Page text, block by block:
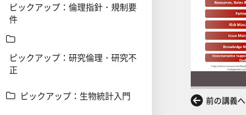
ピックアップ：倫理指針・規制要
件
ピックアップ：研究倫理・研究不
正
ピックアップ：生物統計入門 前の講義へ